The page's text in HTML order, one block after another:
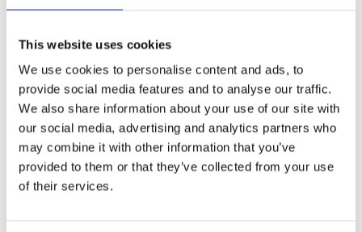
This website uses cookies
We use cookies to personalise content and ads, to
provide social media features and to analyse our traffic.
We also share information about your use of our site with
our social media, advertising and analytics partners who
may combine it with other information that you’ve
provided to them or that they’ve collected from your use
of their services.
Dela med dig
F
a
c
e
b
o
o
k
Omdömen
Du